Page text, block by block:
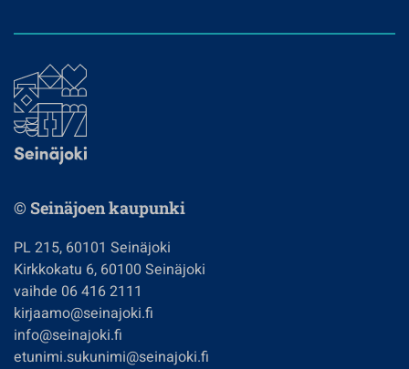
© Seinäjoen kaupunki
PL 215, 60101 Seinäjoki
Kirkkokatu 6, 60100 Seinäjoki
vaihde 06 416 2111
kirjaamo@seinajoki.fi
info@seinajoki.fi
etunimi.sukunimi@seinajoki.fi